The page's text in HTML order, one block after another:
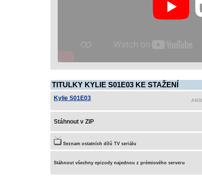
TITULKY KYLIE S01E03 KE STAŽENÍ
Kylie S01E03
Stáhnout v ZIP
Seznam ostatních dílů TV seriálu
Stáhnout všechny epizody najednou z prémiového serveru